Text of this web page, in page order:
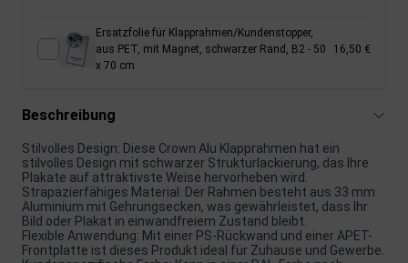
Ersatzfolie für Klapprahmen/Kundenstopper,
aus PET, mit Magnet, schwarzer Rand, B2 - 50
x 70 cm
16,50 €
Beschreibung
Stilvolles Design: Diese Crown Alu Klapprahmen hat ein
stilvolles Design mit schwarzer Strukturlackierung, das Ihre
Plakate auf attraktivste Weise hervorheben wird.
Strapazierfähiges Material: Der Rahmen besteht aus 33 mm
Aluminium mit Gehrungsecken, was gewährleistet, dass Ihr
Bild oder Plakat in einwandfreiem Zustand bleibt.
Flexible Anwendung: Mit einer PS-Rückwand und einer APET-
Frontplatte ist dieses Produkt ideal für Zuhause und Gewerbe.